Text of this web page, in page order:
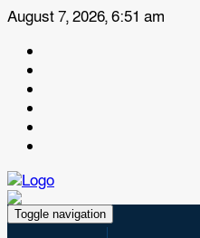
August 7, 2026, 6:51 am
Toggle navigation